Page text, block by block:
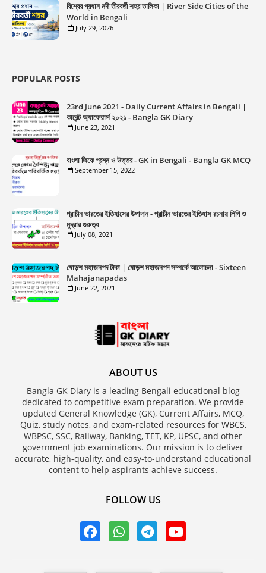
বিশ্বের প্রধান নদী তীরবর্তী শহর তালিকা | River Side Cities of the
World in Bengali
July 29, 2026
POPULAR POSTS
23rd June 2021 - Daily Current Affairs in Bengali |
কারেন্ট অ্যাফেয়ার্স ২০২১ - Bangla GK Diary
June 23, 2021
বাংলা জিকে প্রশ্ন ও উত্তর - GK in Bengali - Bangla GK MCQ
September 15, 2022
প্রাচীন ভারতের ইতিহাসের উপাদান - প্রাচীন ভারতের ইতিহাস রচনায় লিপি ও
মুদ্রার গুরুত্ব
July 08, 2021
ষোড়শ মহাজনপদ টীকা | ষোড়শ মহাজনপদ সম্পর্কে আলোচনা - Sixteen
Mahajanapadas
June 22, 2021
ABOUT US
Bangla GK Diary is a leading Bengali educational blog
dedicated to competitive exam preparation. We provide
updated General Knowledge (GK), Current Affairs, MCQ,
Quiz, study notes, and exam-related resources for WBCS,
WBPSC, SSC, Railway, Banking, TET, KP, UPSC, and other
government job examinations. Our mission is to deliver
accurate, high-quality, and easy-to-understand educational
content to help aspirants achieve success.
FOLLOW US